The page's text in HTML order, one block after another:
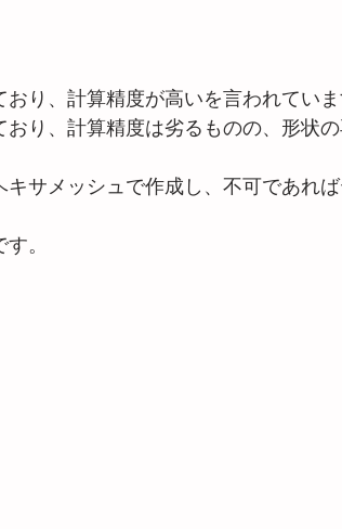
り、計算精度が高いを言われてい
り、計算精度は劣るものの、形状
サメッシュで作成し、不可であれ
。